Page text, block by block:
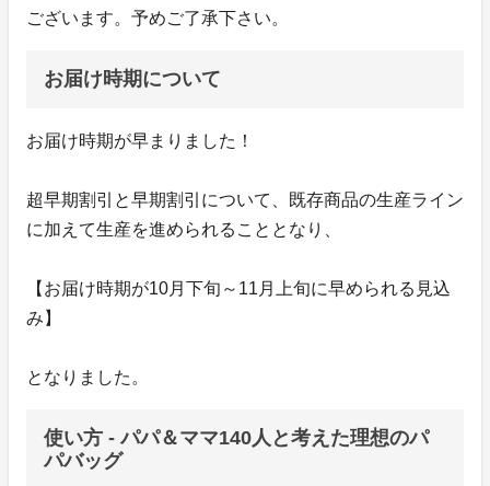
ございます。予めご了承下さい。
お届け時期について
お届け時期が早まりました！
超早期割引と早期割引について、既存商品の生産ライン
に加えて生産を進められることとなり、
【お届け時期が10月下旬～11月上旬に早められる見込
み】
となりました。
使い方 - パパ＆ママ140人と考えた理想のパ
パバッグ